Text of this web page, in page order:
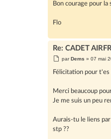
Bon courage pour la
Flo
Re: CADET
M
s
s
e
parDems »07 mai
Félicitation pour
Merci beaucoup
Je me suis un peu
Aurais-tu le liens
stp ??